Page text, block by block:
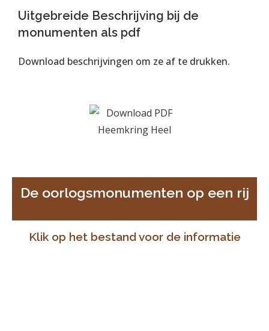
Uitgebreide Beschrijving bij de
monumenten als pdf
Download beschrijvingen om ze af te drukken.
De oorlogsmonumenten op een rij
Klik op het bestand voor de informatie